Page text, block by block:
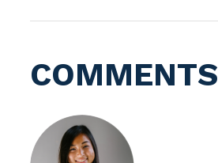
COMMENTS